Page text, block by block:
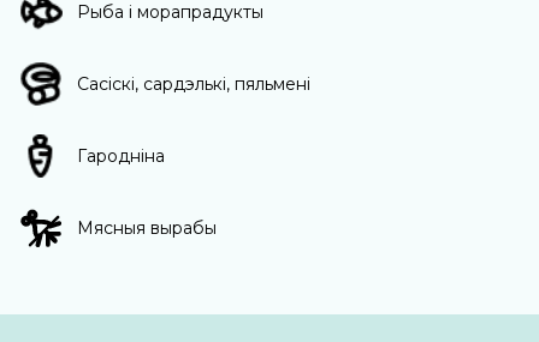
Рыба і морапрадукты
Сасіскі, сардэлькі, пяльмені
Гародніна
Мясныя вырабы